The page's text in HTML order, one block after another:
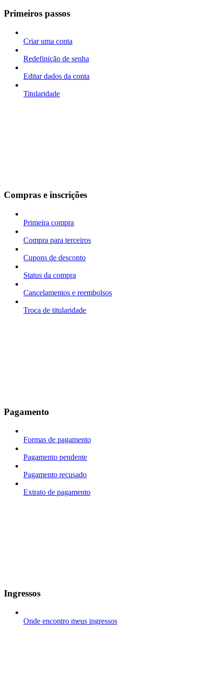
Primeiros passos
Criar uma conta
Redefinição de senha
Editar dados da conta
Titularidade
Compras e inscrições
Primeira compra
Compra para terceiros
Cupons de desconto
Status da compra
Cancelamentos e reembolsos
Troca de titularidade
Pagamento
Formas de pagamento
Pagamento pendente
Pagamento recusado
Extrato de pagamento
Ingressos
Onde encontro meus ingressos